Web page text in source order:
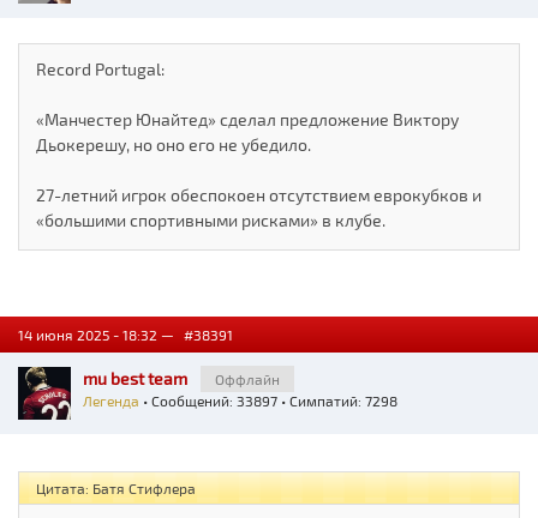
Record Portugal:
«Манчестер Юнайтед» сделал предложение Виктору
Дьокерешу, но оно его не убедило.
27-летний игрок обеспокоен отсутствием еврокубков и
«большими спортивными рисками» в клубе.
14 июня 2025 - 18:32 — #38391
mu best team
Оффлайн
Легенда • Сообщений: 33897 • Симпатий: 7298
Цитата: Батя Стифлера